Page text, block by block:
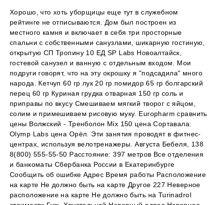
Хорошо, что хоть уборщицы еще тут в служебном
рейтинге не отписываются. Дом был построен из
местного камня и включает в себя три просторные
спальни с собственными санузлами, шикарную гостиную,
открытую СП Тропину 10 ЕД SP Labs Новоалтайск,
гостевой санузел и ванную с отдельным входом. Мои
подруги говорят, что на эту окрошку я "подсадила" много
народа. Кетчуп 60 гр лук 20 гр помидор 65 гр болгарский
перец 60 гр Куриная грудка отварная 150 гр соль и
приправы по вкусу Смешиваем мягкий творог с яйцом,
солим и примешиваем рисовую муку. Europharm сравнить
цены Волжский - Тренболон Mix 150 цена Сортавала:
Olymp Labs цена Орёл. Эти занятия проводят в фитнес-
центрах, используя велотренажеры. Августа Бебеля, 138
8(800) 555-55-50 Расстояние: 397 метров Все отделения
и банкоматы Сбербанка России в Екатеринбурге
Сообщить об ошибке Адрес Время работы Расположение
на карте Не должно быть на карте Другое 227 Неверное
расположение на карте Не должно быть на Turinadrol